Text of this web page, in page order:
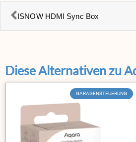
ISNOW HDMI Sync Box
Diese Alternativen zu
GARAGENSTEUERUNG